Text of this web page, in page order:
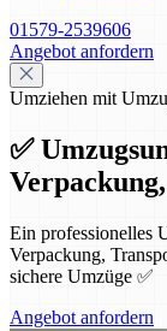
01579-2539606
Angebot anfordern
Umziehen mit
✅
Ein professionelles
Verpackung,
sichere Umzüge ✅
Angebot anfordern